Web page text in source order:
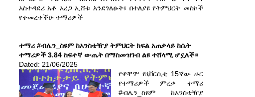
አስተዳደሪ አቶ አረጋ ኢሸቱ እንደገለፁት፤ በተለያዩ የትምህርት መስኮች
የተመረቀችሁ ተማሪዎች
ተማሪ #ብሌን_ስዩም ከአንስቴዥያ ትምህርት ክፍል አጠቃላይ ከሴት
ተማሪዎች 3.84 ከፍተኛ ውጤት በማስመዝገብ ልዩ ተሸላሚ ሆኗለች።
Dated: 21/06/2025
የዋቸሞ ዩኒቨርሲቲ 15ኛው ዙር
የተማሪዎች ምረቃ ተማሪ
#ብሌን_ስዩም ከአንስቴዥያ